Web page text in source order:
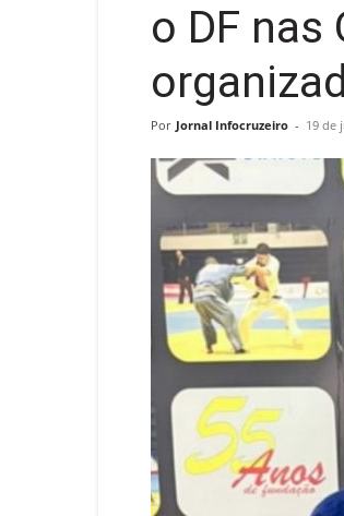
o DF nas
Por Jornal Infocruzeiro - 19 de